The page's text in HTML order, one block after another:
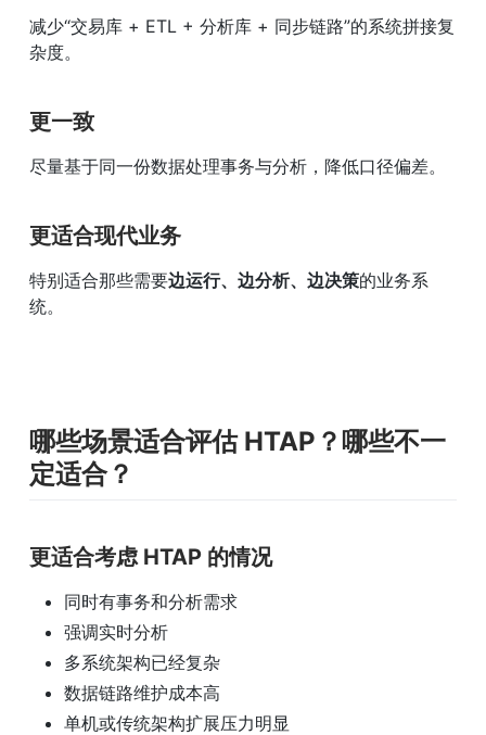
减少“交易库 + ETL + 分析库 + 同步链路”的系统拼接复
杂度。
更一致
尽量基于同一份数据处理事务与分析，降低口径偏差。
更适合现代业务
特别适合那些需要边运行、边分析、边决策的业务系
统。
哪些场景适合评估 HTAP？哪些不一
定适合？
更适合考虑 HTAP 的情况
同时有事务和分析需求
强调实时分析
多系统架构已经复杂
数据链路维护成本高
单机或传统架构扩展压力明显